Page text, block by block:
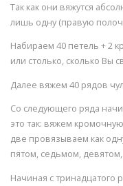
Так как они вяжутся
лишь одну (правую
Набираем 40 петель + 2
или столько, сколько Вы
Далее вяжем 40 рядов
Со следующего ряда
это так: вяжем
две провязываем как
пятом, седьмом,
Начиная с